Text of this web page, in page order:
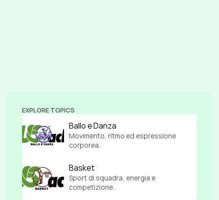
EXPLORE TOPICS
Ballo e Danza
Movimento, ritmo ed espressione
corporea.
Basket
Sport di squadra, energia e
competizione.